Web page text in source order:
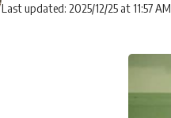
Last updated: 2025/12/25 at 11:57 AM